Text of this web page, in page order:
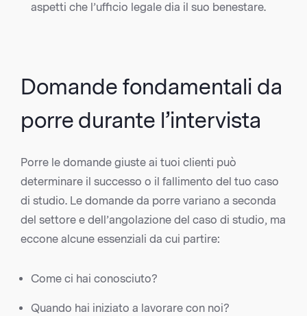
aspetti che l’ufficio legale dia il suo benestare.
Domande fondamentali da
porre durante l’intervista
Porre le domande giuste ai tuoi clienti può
determinare il successo o il fallimento del tuo caso
di studio. Le domande da porre variano a seconda
del settore e dell’angolazione del caso di studio, ma
eccone alcune essenziali da cui partire:
Come ci hai conosciuto?
Quando hai iniziato a lavorare con noi?